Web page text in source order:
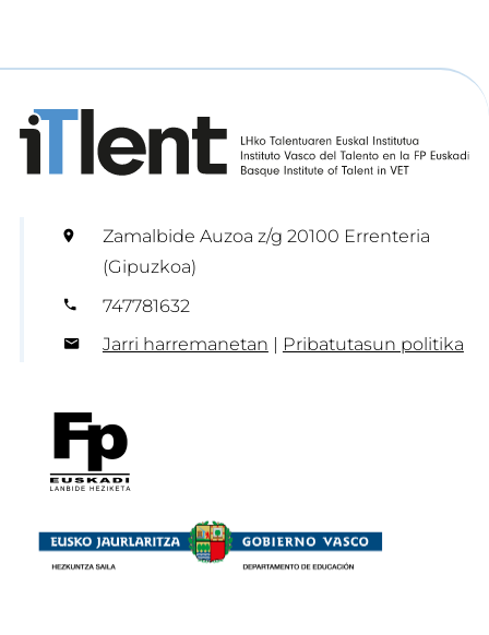
Zamalbide Auzoa z/g 20100 Errenteria
(Gipuzkoa)
747781632
Jarri harremanetan | Pribatutasun politika